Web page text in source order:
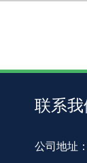
联系我
公司地址